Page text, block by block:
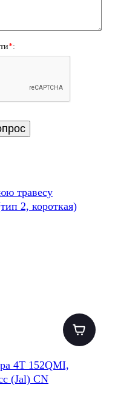
*:
травесу
2, короткая)
4T 152QMI,
(Jal) CN